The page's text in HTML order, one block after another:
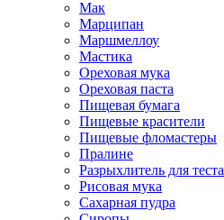
Мак
Марципан
Маршмеллоу
Мастика
Ореховая мука
Ореховая паста
Пищевая бумага
Пищевые красители
Пищевые фломастеры
Пралине
Разрыхлитель для теста
Рисовая мука
Сахарная пудра